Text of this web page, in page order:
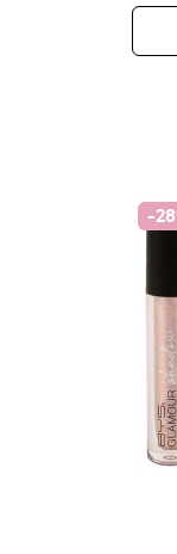
-28